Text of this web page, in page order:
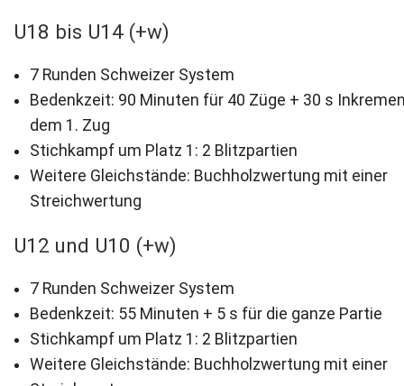
U18 bis U14 (+w)
7 Runden Schweizer System
Bedenkzeit: 90 Minuten für 40 Züge + 30 s
dem 1. Zug
Stichkampf um Platz 1: 2 Blitzpartien
Weitere Gleichstände: Buchholzwertung mit einer
Streichwertung
U12 und U10 (+w)
7 Runden Schweizer System
Bedenkzeit: 55 Minuten + 5 s für die ganze Partie
Stichkampf um Platz 1: 2 Blitzpartien
Weitere Gleichstände: Buchholzwertung mit einer